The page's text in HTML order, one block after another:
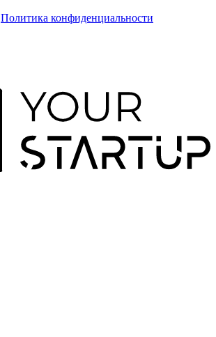
Политика конфиденциальности